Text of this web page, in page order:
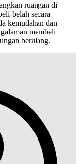
ruangan di
belah secara
kemudahan dan
membeli-
berulang.